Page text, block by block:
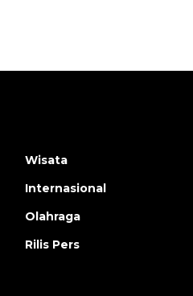
Wisata
Internasional
Olahraga
Rilis Pers